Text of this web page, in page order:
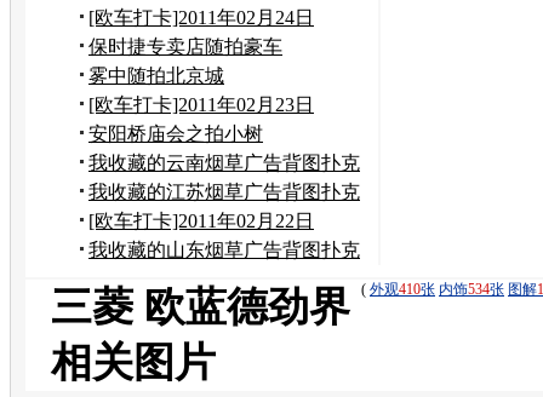
[欧车打卡]2011年02月24日
保时捷专卖店随拍豪车
雾中随拍北京城
[欧车打卡]2011年02月23日
安阳桥庙会之拍小树
我收藏的云南烟草广告背图扑克
我收藏的江苏烟草广告背图扑克
[欧车打卡]2011年02月22日
我收藏的山东烟草广告背图扑克
( 外观410张 内饰534张 图解
三菱 欧蓝德劲界
相关图片